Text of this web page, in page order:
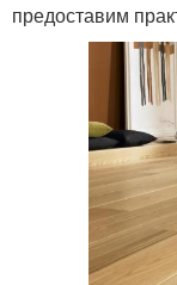
предоставим